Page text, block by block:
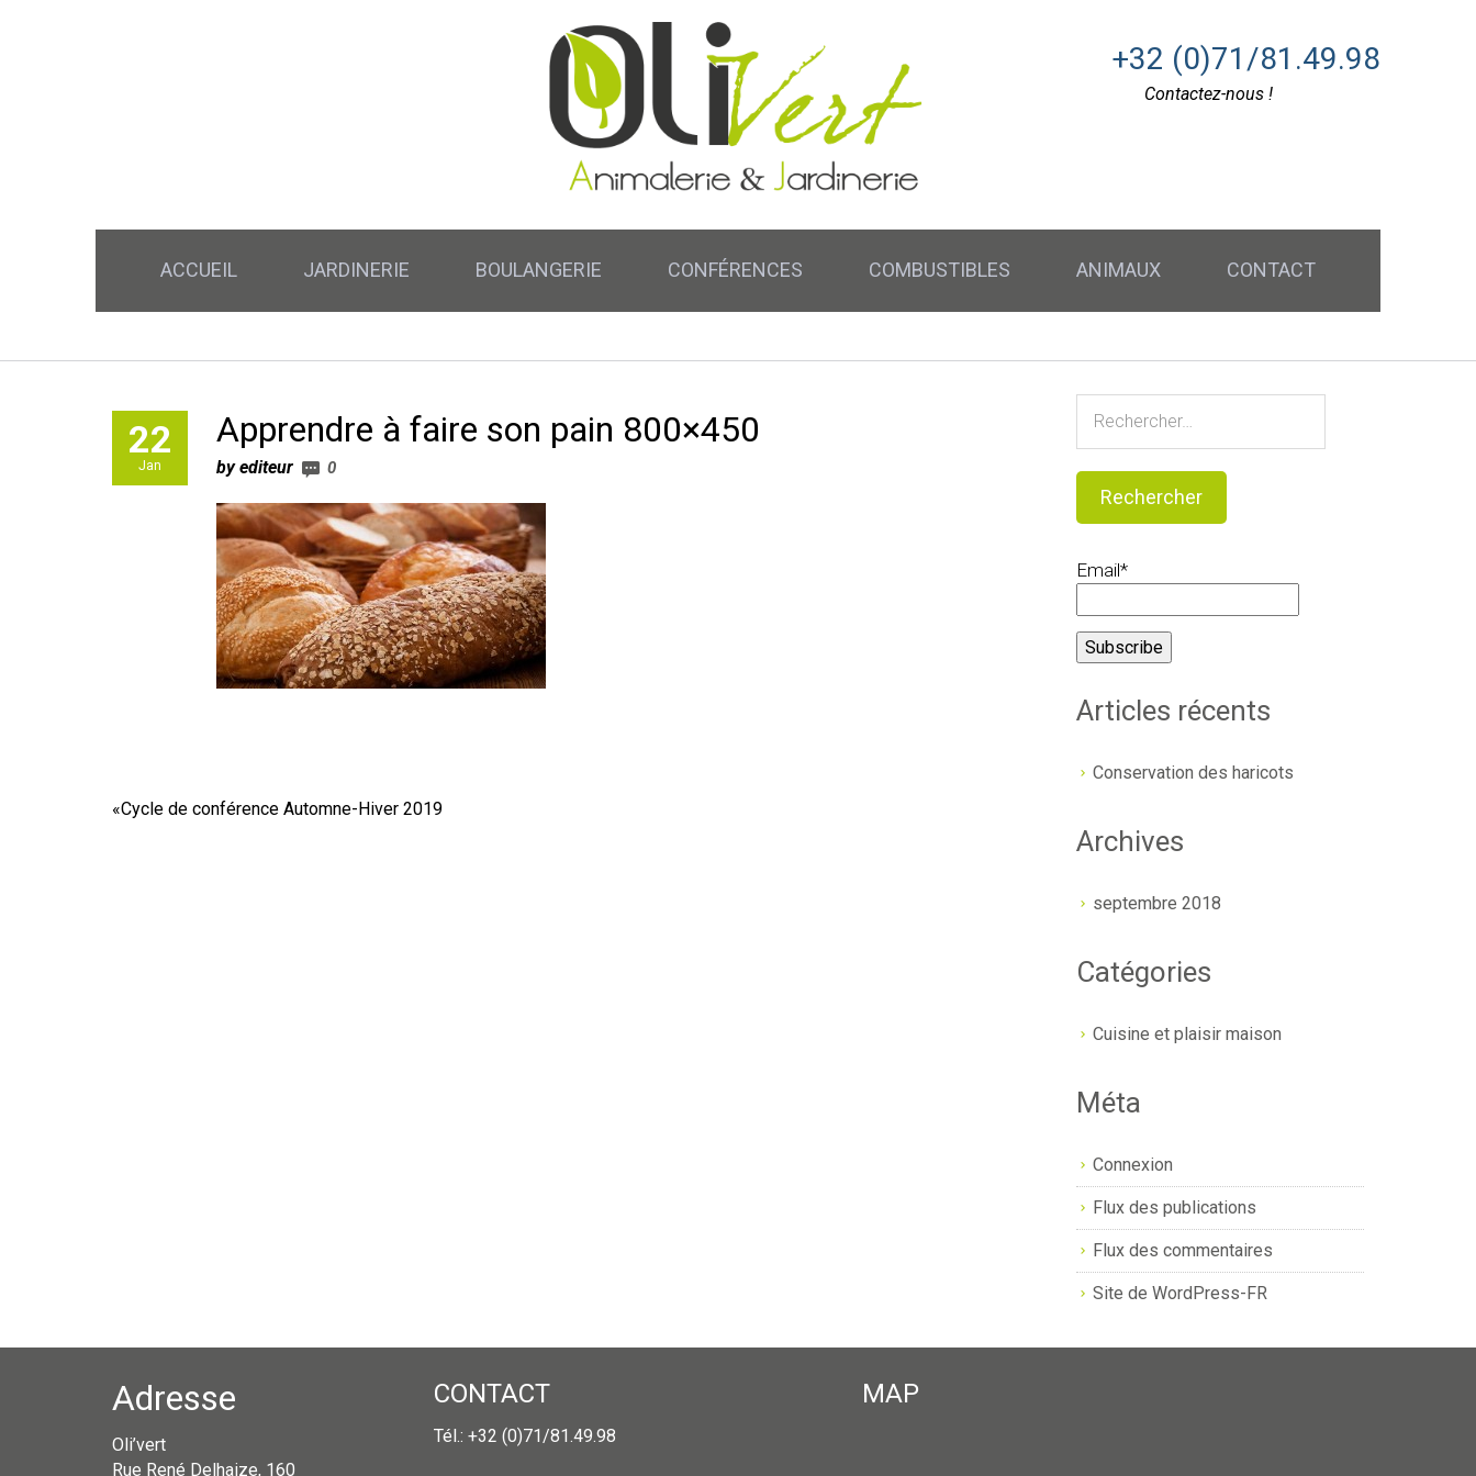
+32 (0)71/81.49.98
Contactez-nous !
ACCUEIL JARDINERIE BOULANGERIE CONFÉRENCES COMBUSTIBLES ANIMAUX CONTACT
Apprendre à faire son pain 800×450
22
Jan by editeur 0
«Cycle de conférence Automne-Hiver 2019
Email*
Articles récents
Conservation des haricots
Archives
septembre 2018
Catégories
Cuisine et plaisir maison
Méta
Connexion
Flux des publications
Flux des commentaires
Site de WordPress-FR
Adresse
Oli’vert
Rue René Delhaize, 160
CONTACT
Tél.: +32 (0)71/81.49.98
MAP